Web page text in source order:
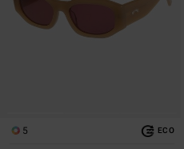
5 ECO